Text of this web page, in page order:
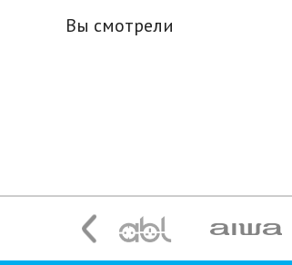
Вы смотрели